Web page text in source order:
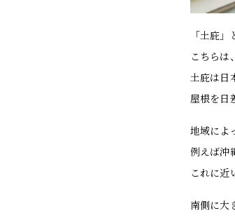
「土庇
こちらは
土庇は日
屋根を日
地域によ
例えば沖
これに近
南側に大